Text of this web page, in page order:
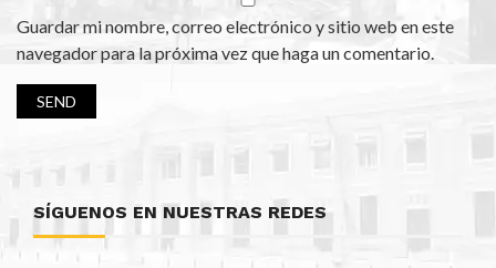
Guardar mi nombre, correo electrónico y sitio web en este
navegador para la próxima vez que haga un comentario.
SÍGUENOS EN NUESTRAS REDES